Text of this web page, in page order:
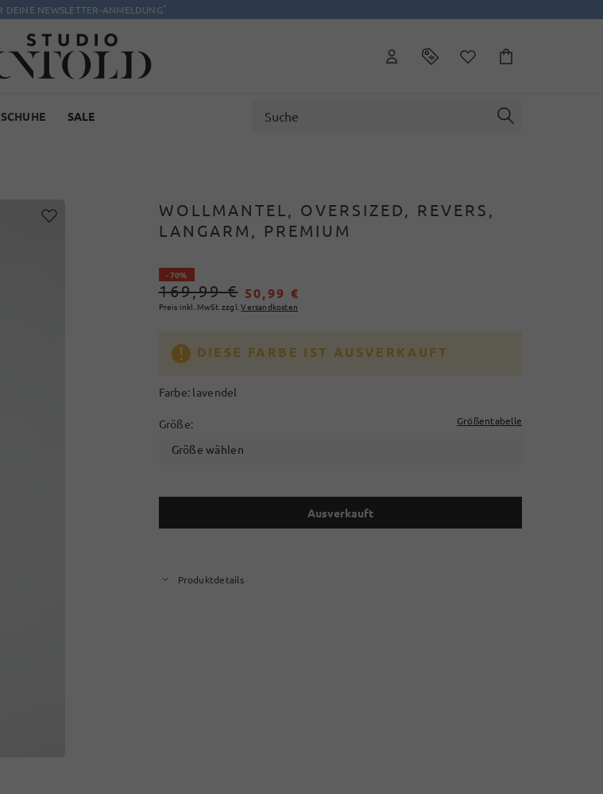
DEINE NEWSLETTER-ANMELDUNG*
SCHUHE SALE
WOLLMANTEL, OVERSIZED, REVERS,
LANGARM, PREMIUM
- 70%
169,99 € 50,99 €
Preis inkl. MwSt. zzgl.Versandkosten
DIESE FARBE IST AUSVERKAUFT
Farbe: lavendel
Größe: Größentabelle
Größe wählen
Ausverkauft
Produktdetails